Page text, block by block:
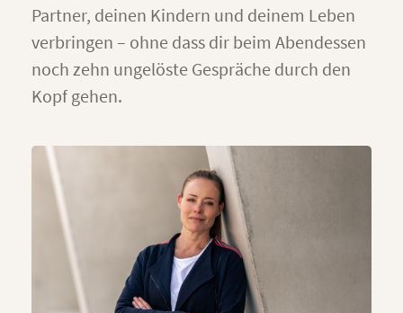
Partner, deinen Kindern und deinem Leben
verbringen – ohne dass dir beim Abendessen
noch zehn ungelöste Gespräche durch den
Kopf gehen.